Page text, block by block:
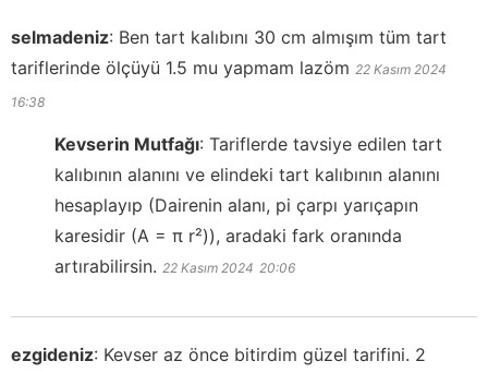
selmadeniz: Ben tart kalıbını 30 cm almışım tüm tart
tariflerinde ölçüyü 1.5 mu yapmam lazöm 22 Kasım 2024
16:38
Kevserin Mutfağı: Tariflerde tavsiye edilen tart
kalıbının alanını ve elindeki tart kalıbının alanını
hesaplayıp (Dairenin alanı, pi çarpı yarıçapın
karesidir (A = π r²)), aradaki fark oranında
artırabilirsin. 22 Kasım 2024 20:06
ezgideniz: Kevser az önce bitirdim güzel tarifini. 2